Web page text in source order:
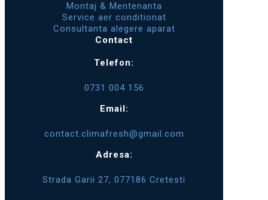
Montaj & Mentenanta
Service aer conditionat
Consultanta alegere aparat
Contact
Telefon:
0731 004 156
Email:
contact.climafresh@gmail.com
Adresa:
Strada Garii 27, 077186 Cretesti